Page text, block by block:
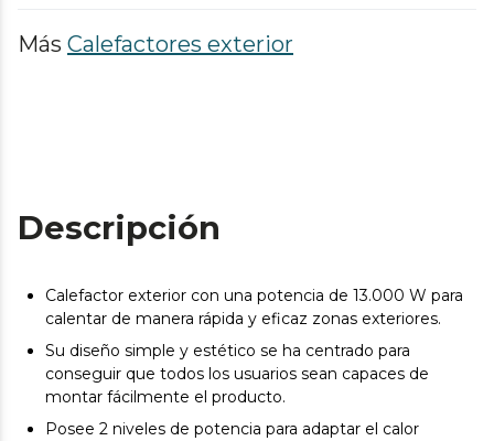
Más Calefactores exterior
Descripción
Calefactor exterior con una potencia de 13.000 W para
calentar de manera rápida y eficaz zonas exteriores.
Su diseño simple y estético se ha centrado para
conseguir que todos los usuarios sean capaces de
montar fácilmente el producto.
Posee 2 niveles de potencia para adaptar el calor